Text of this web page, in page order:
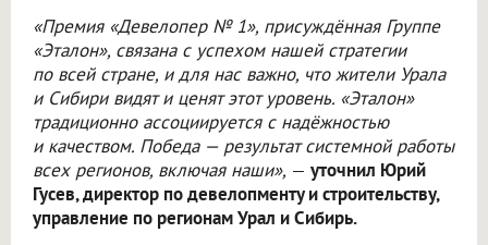
«Премия «Девелопер № 1», присуждённая Группе
«Эталон», связана с успехом нашей стратегии
по всей стране, и для нас важно, что жители Урала
и Сибири видят и ценят этот уровень. «Эталон»
традиционно ассоциируется с надёжностью
и качеством. Победа — результат системной работы
всех регионов, включая наши», — уточнил Юрий
Гусев, директор по девелопменту и строительству,
управление по регионам Урал и Сибирь.